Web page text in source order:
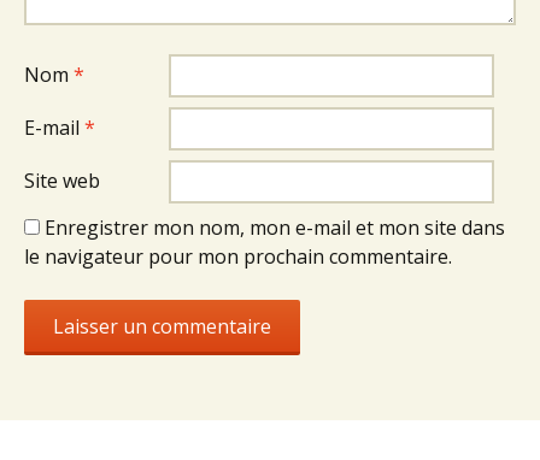
Nom *
E-mail *
Site web
Enregistrer mon nom, mon e-mail et mon site dans
le navigateur pour mon prochain commentaire.